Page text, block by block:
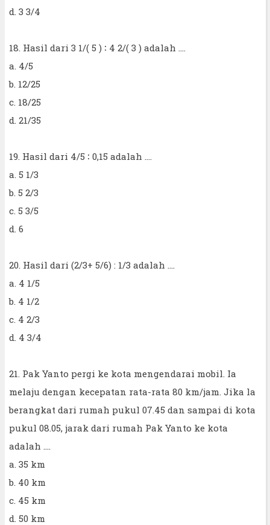
d. 3 3/4
18. Hasil dari 3 1/( 5 ) ∶ 4 2/( 3 ) adalah ....
a. 4/5
b. 12/25
c. 18/25
d. 21/35
19. Hasil dari 4/5 ∶ 0,15 adalah ....
a. 5 1/3
b. 5 2/3
c. 5 3/5
d. 6
20. Hasil dari (2/3+ 5/6) : 1/3 adalah ....
a. 4 1/5
b. 4 1/2
c. 4 2/3
d. 4 3/4
21. Pak Yanto pergi ke kota mengendarai mobil. Ia
melaju dengan kecepatan rata-rata 80 km/jam. Jika la
berangkat dari rumah pukul 07.45 dan sampai di kota
pukul 08.05, jarak dari rumah Pak Yanto ke kota
adalah ....
a. 35 km
b. 40 km
c. 45 km
d. 50 km